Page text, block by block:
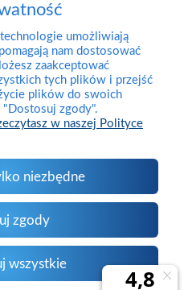
umożliwiają
nam dostosować
zaakceptować
tych plików i przejść
plików do swoich
"Dostosuj zgody".
w naszej Polityce
niezbędne
zgody
wszystkie